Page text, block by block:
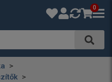
0